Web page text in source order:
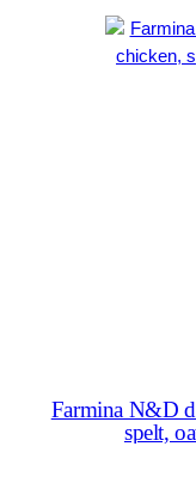
Farmina N&D
spelt,